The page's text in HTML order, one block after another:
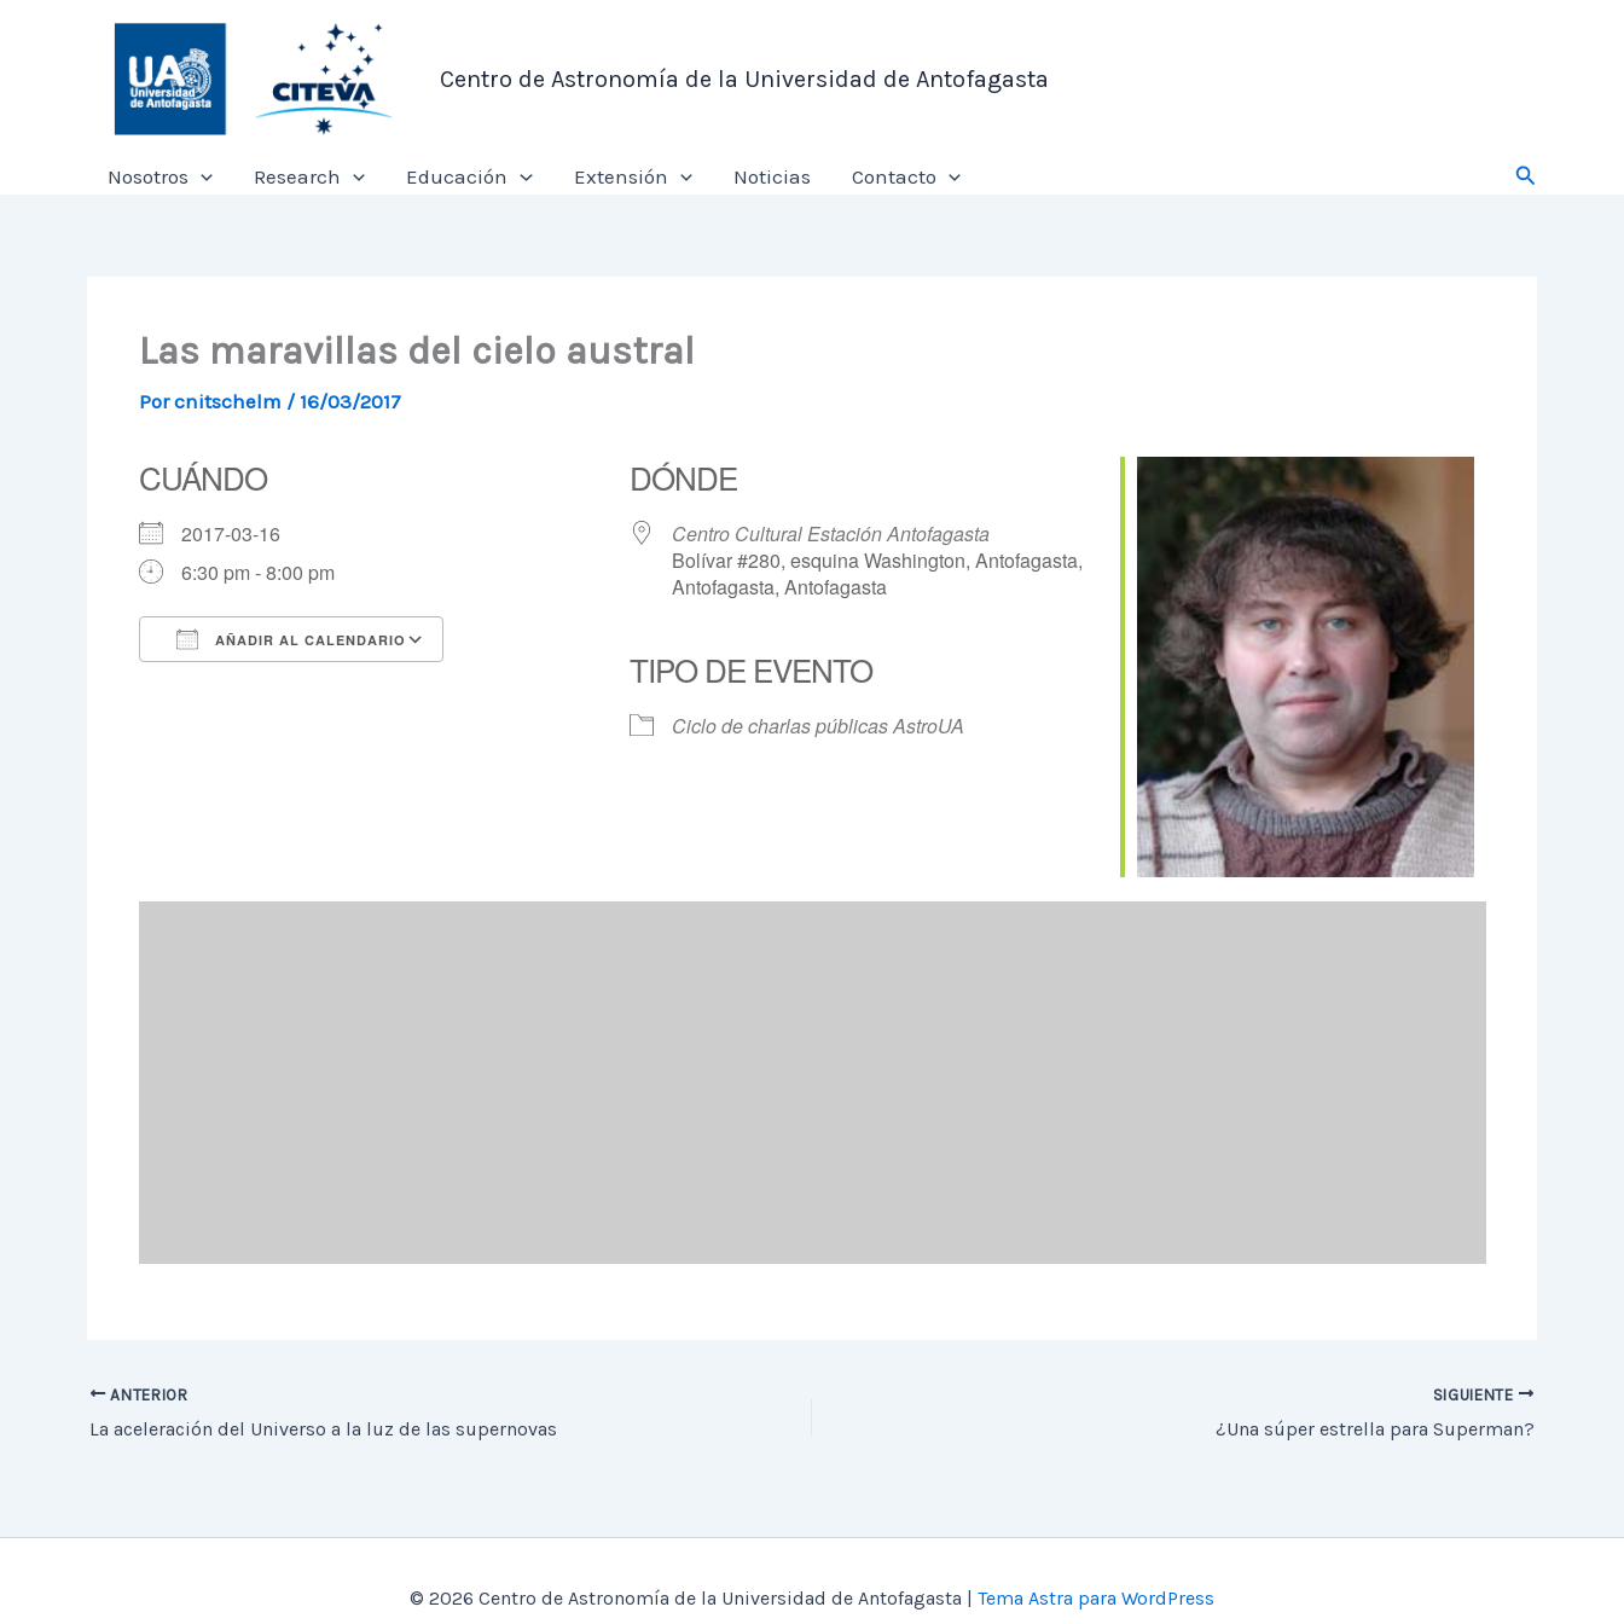
Centro de Astronomía de la Universidad de Antofagasta
Nosotros Research Educación Extensión Noticias Contacto Buscar
Las maravillas del cielo austral
Porcnitschelm / 16/03/2017
CUÁNDO
2017-03-16
6:30 pm - 8:00 pm
AÑADIR AL CALENDARIO
iCalendar Outlook Live
DÓNDE
Centro Cultural Estación Antofagasta
Bolívar #280, esquina Washington, Antofagasta,
Antofagasta, Antofagasta
TIPO DE EVENTO
Ciclo de charlas públicas AstroUA
ANTERIOR
La aceleración del Universo a la luz de las supernovas
SIGUIENTE
¿Una súper estrella para Superman?
© 2026 Centro de Astronomía de la Universidad de Antofagasta | Tema Astra para WordPress